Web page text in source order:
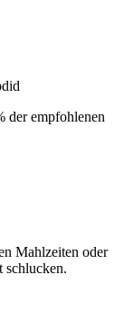
der empfohlenen
Mahlzeiten oder
schlucken.